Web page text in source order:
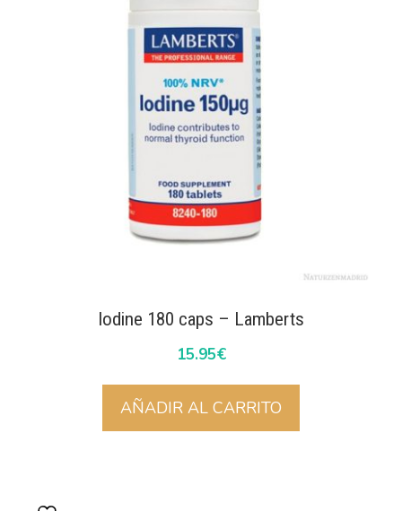
Iodine 180 caps – Lamberts
15.95€
AÑADIR AL CARRITO